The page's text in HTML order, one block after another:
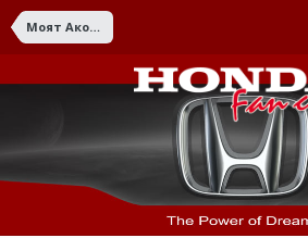
Моят Акорд